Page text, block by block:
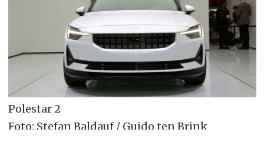
Polestar 2
Foto: Stefan Baldauf / Guido ten Brink